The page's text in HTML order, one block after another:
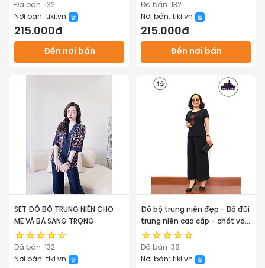
Đã bán 132
Nơi bán: tiki.vn
215.000đ
Đến nơi bán
Đã bán 132
Nơi bán: tiki.vn
215.000đ
Đến nơi bán
SET ĐỒ BỘ TRUNG NIÊN CHO
MẸ VÀ BÀ SANG TRỌNG
Đã bán 132
Nơi bán: tiki.vn
Đồ bộ trung niên đẹp - Bộ đũi
trung niên cao cấp - chất vải
loại 1 - Không nhăn không xù
khi giặt - Laddy_store
Đã bán 38
Nơi bán: tiki.vn